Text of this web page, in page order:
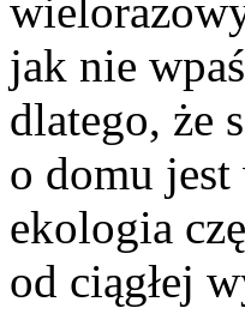
jak nie
dlatego, że
o domu
ekologia
od ciągłej